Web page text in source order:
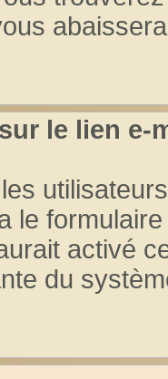
le lien e-
le
activé
du